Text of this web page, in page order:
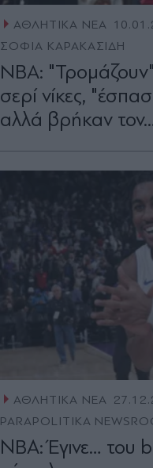
ΑΘΛΗΤΙΚΑ ΝΕΑ
ΣΟΦΙΑ ΚΑΡΑΚΑΣΙΔΗ
ΝΒΑ:
σερί νίκες,
αλλά βρήκαν
ΑΘΛΗΤΙΚΑ ΝΕΑ
PARAPOLITIKA
NBA: Έγινε… του